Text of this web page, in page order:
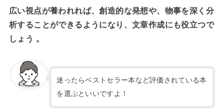
広い視点が養われれば、創造的な発想や、物事を深く分
析することができるようになり、文章作成にも役立つで
しょう 。
迷ったらベストセラー本など評価されている本
を選ぶといいですよ！